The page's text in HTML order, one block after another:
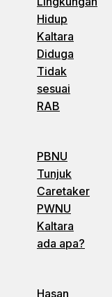
Hidup
Kaltara
Diduga
Tidak
sesuai
RAB
PBNU
Tunjuk
Caretaker
PWNU
Kaltara
ada apa?
Hasan